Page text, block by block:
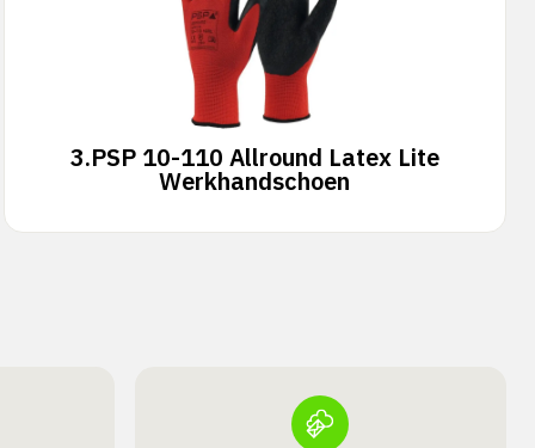
3.PSP 10-110 Allround Latex Lite
Werkhandschoen